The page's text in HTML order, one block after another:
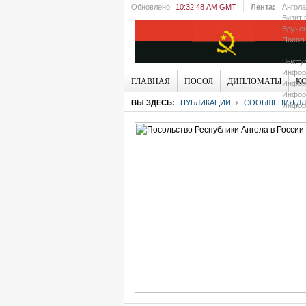
Обновлено: 10:32:48 AM GMT Лента:
Визит
Посол
ГЛАВНАЯ ПОСОЛ ДИПЛОМАТЫ
ВЫ ЗДЕСЬ: ПУБЛИКАЦИИ СООБЩЕНИЯ